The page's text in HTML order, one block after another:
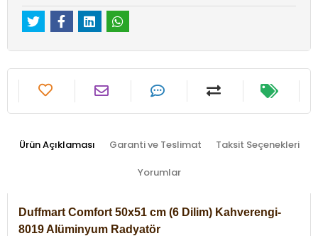
Ürün Açıklaması Garanti ve Teslimat Taksit Seçenekleri
Yorumlar
Duffmart Comfort 50x51 cm (6 Dilim) Kahverengi-
8019 Alüminyum Radyatör